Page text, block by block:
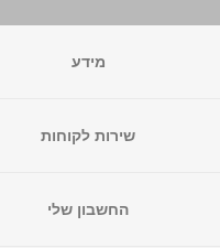
מידע
שירות לקוחות
החשבון שלי